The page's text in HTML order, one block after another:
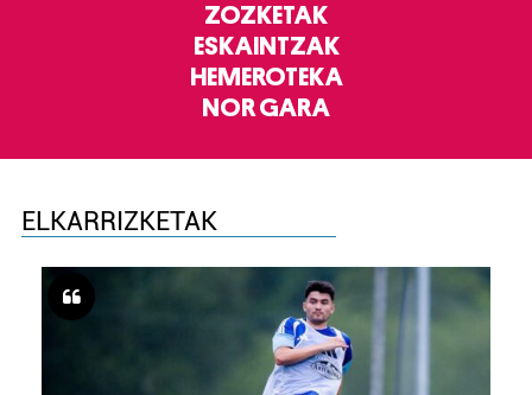
ZOZKETAK
ESKAINTZAK
HEMEROTEKA
NOR GARA
ELKARRIZKETAK